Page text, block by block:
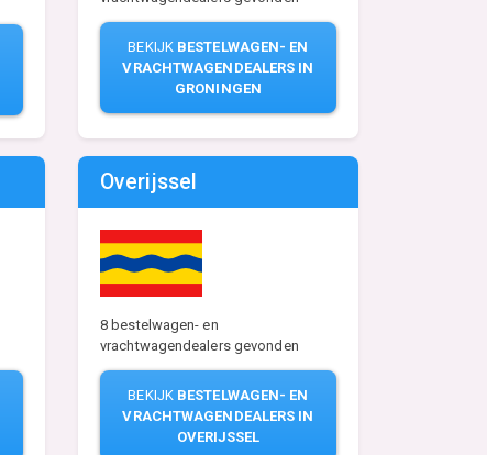
BEKIJK BESTELWAGEN- EN
VRACHTWAGENDEALERS IN
GRONINGEN
Overijssel
8 bestelwagen- en
vrachtwagendealers gevonden
BEKIJK BESTELWAGEN- EN
VRACHTWAGENDEALERS IN
OVERIJSSEL